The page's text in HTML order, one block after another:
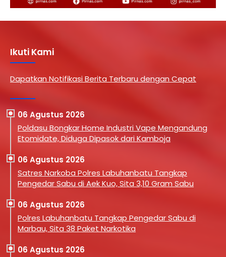
Ikuti Kami
Dapatkan Notifikasi Berita Terbaru dengan Cepat
06 Agustus 2026
Poldasu Bongkar Home Industri Vape Mengandung
Etomidate, Diduga Dipasok dari Kamboja
06 Agustus 2026
Satres Narkoba Polres Labuhanbatu Tangkap
Pengedar Sabu di Aek Kuo, Sita 3,10 Gram Sabu
06 Agustus 2026
Polres Labuhanbatu Tangkap Pengedar Sabu di
Marbau, Sita 38 Paket Narkotika
06 Agustus 2026